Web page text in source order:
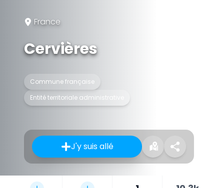
France
Cervières
Commune française
Entité territoriale administrative
J'y suis allé